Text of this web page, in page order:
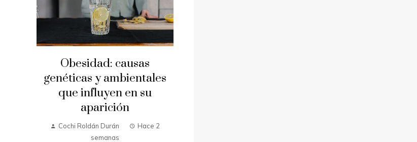
Obesidad: causas
genéticas y ambientales
que influyen en su
aparición
Cochi Roldán Durán
Hace 2
semanas